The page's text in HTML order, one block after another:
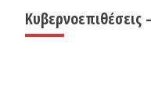
Κυβερνοεπιθέσεις